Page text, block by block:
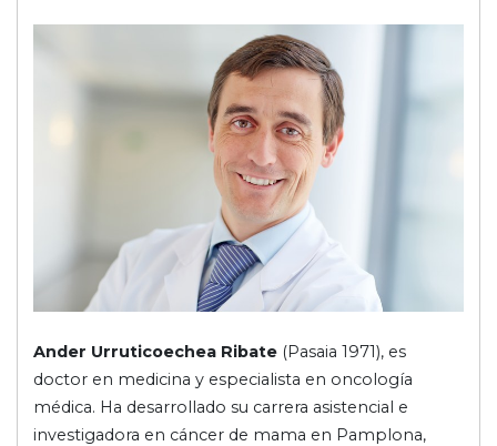
Ander Urruticoechea Ribate (Pasaia 1971), es
doctor en medicina y especialista en oncología
médica. Ha desarrollado su carrera asistencial e
investigadora en cáncer de mama en Pamplona,